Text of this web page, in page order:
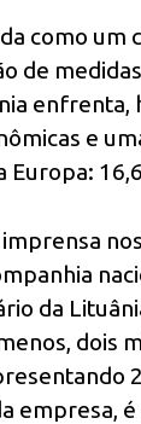
como um
de
enfrenta,
e
Europa:
da
dois
empresa,